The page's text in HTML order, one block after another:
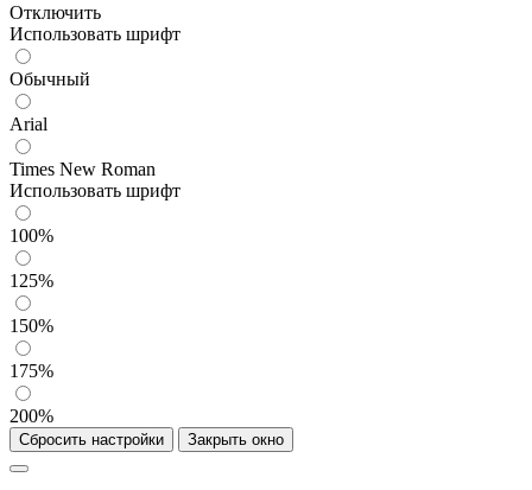
Отключить
Использовать шрифт
Обычный
Arial
Times New Roman
Использовать шрифт
100%
125%
150%
175%
200%
Сбросить настройки Закрыть окно